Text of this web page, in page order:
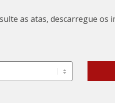
as atas, descarregue os